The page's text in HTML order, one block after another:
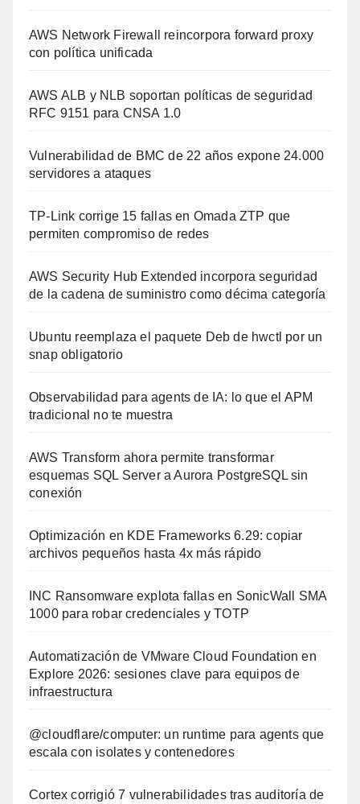
AWS Network Firewall reincorpora forward proxy
con política unificada
AWS ALB y NLB soportan políticas de seguridad
RFC 9151 para CNSA 1.0
Vulnerabilidad de BMC de 22 años expone 24.000
servidores a ataques
TP-Link corrige 15 fallas en Omada ZTP que
permiten compromiso de redes
AWS Security Hub Extended incorpora seguridad
de la cadena de suministro como décima categoría
Ubuntu reemplaza el paquete Deb de hwctl por un
snap obligatorio
Observabilidad para agents de IA: lo que el APM
tradicional no te muestra
AWS Transform ahora permite transformar
esquemas SQL Server a Aurora PostgreSQL sin
conexión
Optimización en KDE Frameworks 6.29: copiar
archivos pequeños hasta 4x más rápido
INC Ransomware explota fallas en SonicWall SMA
1000 para robar credenciales y TOTP
Automatización de VMware Cloud Foundation en
Explore 2026: sesiones clave para equipos de
infraestructura
@cloudflare/computer: un runtime para agents que
escala con isolates y contenedores
Cortex corrigió 7 vulnerabilidades tras auditoría de